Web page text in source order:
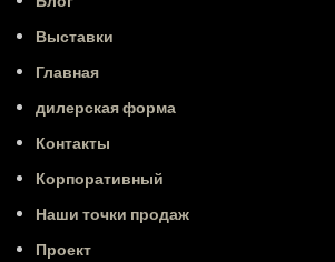
Выставки
Главная
дилерская форма
Контакты
Корпоративный
Наши точки продаж
Проект